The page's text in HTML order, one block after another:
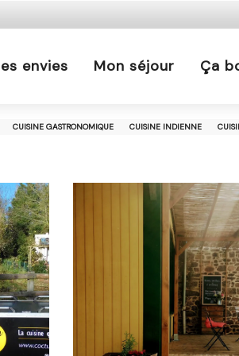
jour de 21h à 5h en Ille-et-Vilaine
envies Mon séjour Ça
CUISINE GASTRONOMIQUE CUISINE INDIENNE